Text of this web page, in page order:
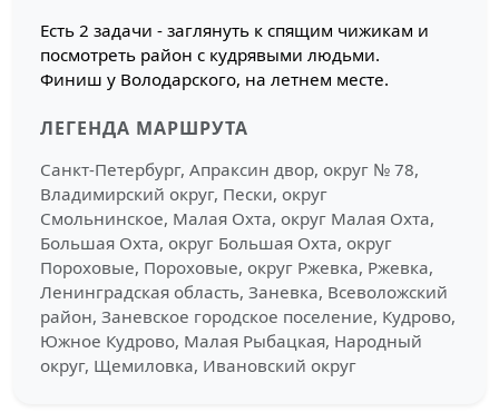
Есть 2 задачи - заглянуть к спящим чижикам и
посмотреть район с кудрявыми людьми.
Финиш у Володарского, на летнем месте.
ЛЕГЕНДА МАРШРУТА
Санкт-Петербург, Апраксин двор, округ № 78,
Владимирский округ, Пески, округ
Смольнинское, Малая Охта, округ Малая Охта,
Большая Охта, округ Большая Охта, округ
Пороховые, Пороховые, округ Ржевка, Ржевка,
Ленинградская область, Заневка, Всеволожский
район, Заневское городское поселение, Кудрово,
Южное Кудрово, Малая Рыбацкая, Народный
округ, Щемиловка, Ивановский округ